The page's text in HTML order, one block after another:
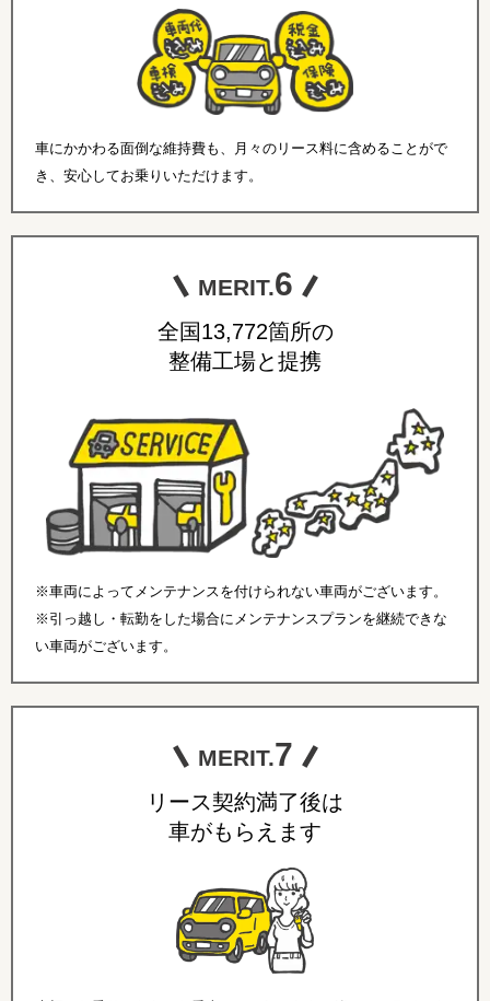
車にかかわる面倒な維持費も、月々のリース料に含めることがで
き、安心してお乗りいただけます。
MERIT.6
全国13,772箇所の
整備工場と提携
※車両によってメンテナンスを付けられない車両がございます。
※引っ越し・転勤をした場合にメンテナンスプランを継続できな
い車両がございます。
MERIT.7
リース契約満了後は
車がもらえます